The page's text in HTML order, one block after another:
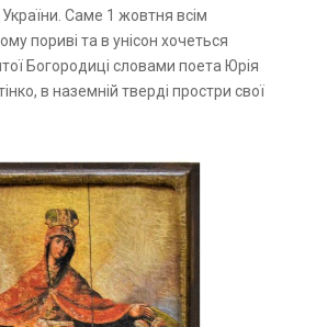
Саме 1 жовтня всім
пориві та в унісон хочеться
Богородиці словами поета Юрія
в наземній тверді простри свої